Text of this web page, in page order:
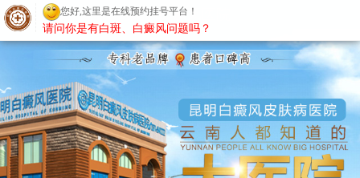
昆明白癜风医院
您好,这里是在线预约挂号平台！
请问你是有白斑、白癜风问题吗？